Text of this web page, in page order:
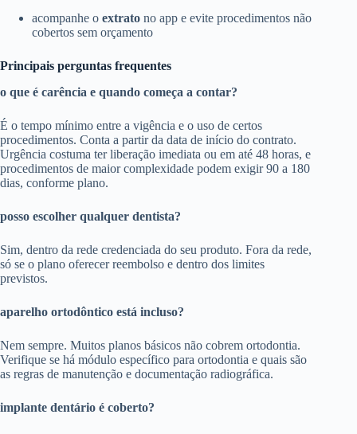
acompanhe o extrato no app e evite procedimentos não
cobertos sem orçamento
Principais perguntas frequentes
o que é carência e quando começa a contar?
É o tempo mínimo entre a vigência e o uso de certos
procedimentos. Conta a partir da data de início do contrato.
Urgência costuma ter liberação imediata ou em até 48 horas, e
procedimentos de maior complexidade podem exigir 90 a 180
dias, conforme plano.
posso escolher qualquer dentista?
Sim, dentro da rede credenciada do seu produto. Fora da rede,
só se o plano oferecer reembolso e dentro dos limites
previstos.
aparelho ortodôntico está incluso?
Nem sempre. Muitos planos básicos não cobrem ortodontia.
Verifique se há módulo específico para ortodontia e quais são
as regras de manutenção e documentação radiográfica.
implante dentário é coberto?